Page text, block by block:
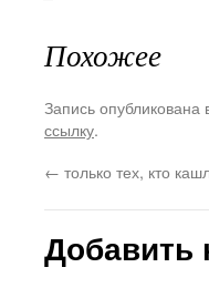
Похожее
Запись опубликована
ссылку.
← только тех, кто
Добавить